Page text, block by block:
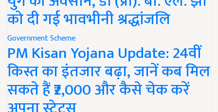
को दी गई भावभीनी श्रद्धांजलि
Government Scheme
PM Kisan Yojana Update: 24वीं
किस्त का इंतजार बढ़ा, जानें कब मिल
सकते हैं ₹2,000 और कैसे चेक करें